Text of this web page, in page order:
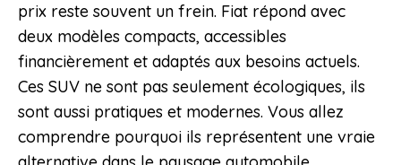
prix reste souvent un frein. Fiat répond avec
deux modèles compacts, accessibles
financièrement et adaptés aux besoins actuels.
Ces SUV ne sont pas seulement écologiques, ils
sont aussi pratiques et modernes. Vous allez
comprendre pourquoi ils représentent une vraie